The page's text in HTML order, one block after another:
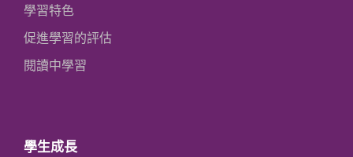
學習特色
促進學習的評估
閱讀中學習
學生成長